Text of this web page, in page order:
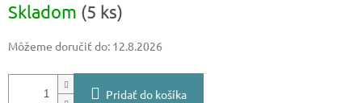
cena:
Skladom (5 ks)
Môžeme doručiť do: 12.8.2026
Pridať do košíka